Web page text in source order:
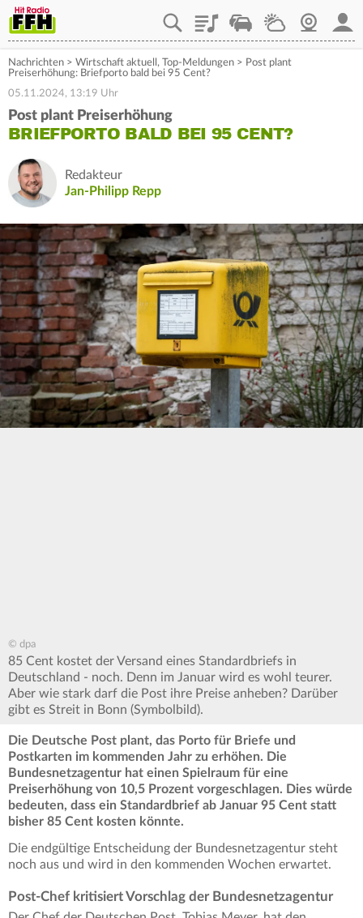
PlaylistStaupilotWetterWebcam
Nachrichten > Wirtschaft aktuell , Top-Meldungen > Post plant
Preiserhöhung: Briefporto bald bei 95 Cent?
05.11.2024, 13:19 Uhr
Post plant Preiserhöhung
BRIEFPORTO BALD BEI 95 CENT?
Redakteur
Jan-Philipp Repp
© dpa
85 Cent kostet der Versand eines Standardbriefs in
Deutschland - noch. Denn im Januar wird es wohl teurer.
Aber wie stark darf die Post ihre Preise anheben? Darüber
gibt es Streit in Bonn (Symbolbild).
Die Deutsche Post plant, das Porto für Briefe und
Postkarten im kommenden Jahr zu erhöhen. Die
Bundesnetzagentur hat einen Spielraum für eine
Preiserhöhung von 10,5 Prozent vorgeschlagen. Dies würde
bedeuten, dass ein Standardbrief ab Januar 95 Cent statt
bisher 85 Cent kosten könnte.
Die endgültige Entscheidung der Bundesnetzagentur steht
noch aus und wird in den kommenden Wochen erwartet.
Post-Chef kritisiert Vorschlag der Bundesnetzagentur